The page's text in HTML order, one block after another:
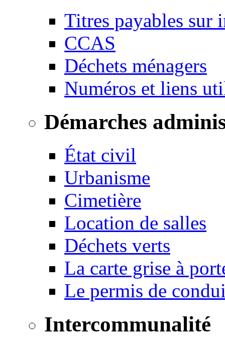
Titres payables sur
CCAS
Déchets ménagers
Numéros et liens
Démarches
État civil
Urbanisme
Cimetière
Location de salles
Déchets verts
La carte grise à
Le permis de
Intercommunalité